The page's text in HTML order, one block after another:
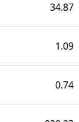
34.87
1.09
0.74